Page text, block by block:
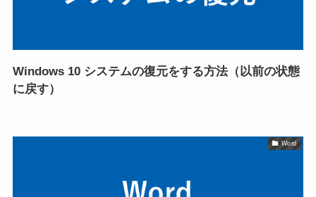
Windows 10 システムの復元をする方法（以前の状態
に戻す）
Word